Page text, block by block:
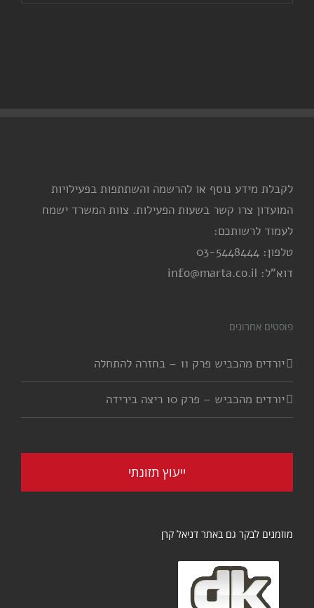
לקבלת מידע נוסף או להרשמה והשתתפות בפעילויות
המועדון צרו קשר בשעות הפעילות. צוות המשרד ישמח
לעמוד לרשותכם:
טלפון: 03-5448444
דוא"ל: info@marta.co.il
פוסטים אחרונים
יורדים מהכביש פרק 11 – בחזרה להתחלה
יורדים מהכביש – פרק 10 ריצה בירידה
ייעוץ תזונתי
מוזמנים לבקר גם באתר דניאל קרן